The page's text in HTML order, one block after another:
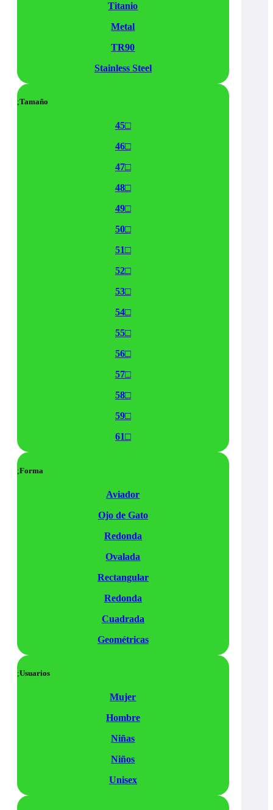
Titanio
Metal
TR90
Stainless Steel
Tamaño
45□
46□
47□
48□
49□
50□
51□
52□
53□
54□
55□
56□
57□
58□
59□
61□
Forma
Aviador
Ojo de Gato
Redonda
Ovalada
Rectangular
Redonda
Cuadrada
Geométricas
Usuarios
Mujer
Hombre
Niñas
Niños
Unisex